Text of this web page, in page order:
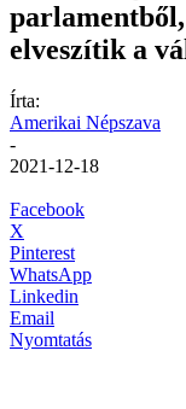
elveszítik a
Írta:
Amerikai Népszava
-
2021-12-18
Facebook
X
Pinterest
WhatsApp
Linkedin
Email
Nyomtatás